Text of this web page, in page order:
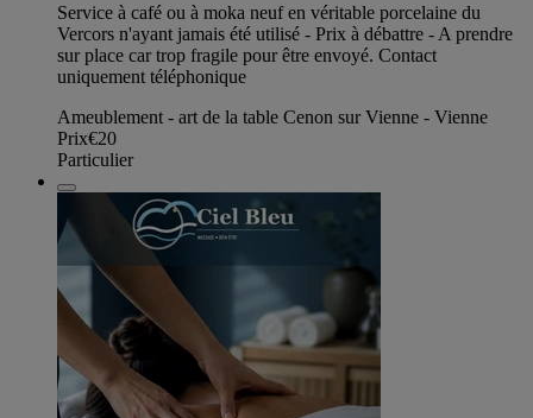
Service à café ou à moka neuf en véritable porcelaine du
Vercors n'ayant jamais été utilisé - Prix à débattre - A prendre
sur place car trop fragile pour être envoyé. Contact
uniquement téléphonique
Ameublement - art de la table Cenon sur Vienne - Vienne
Prix€20
Particulier